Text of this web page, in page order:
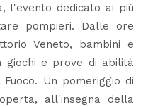
l'evento dedicato ai più
pompieri. Dalle ore
Veneto, bambini e
giochi e prove di abilità
Un pomeriggio di
all'insegna della